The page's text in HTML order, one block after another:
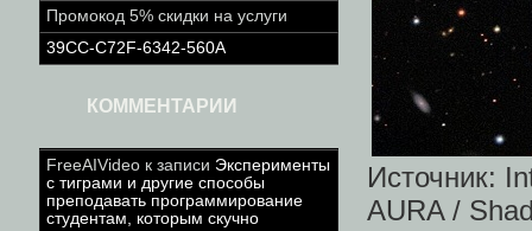
Промокод 5% скидки на услуги
39CC-C72F-6342-560A
КОММЕНТАРИИ
FreeAIVideo к записи Эксперименты
с тиграми и другие способы
преподавать программирование
студентам, которым скучно
Источник:
AURA /